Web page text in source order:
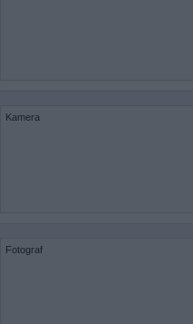
Kamera
Fotograf